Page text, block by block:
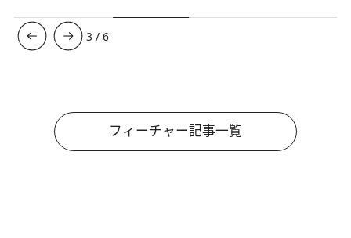
3 /6
フィーチャー記事一覧